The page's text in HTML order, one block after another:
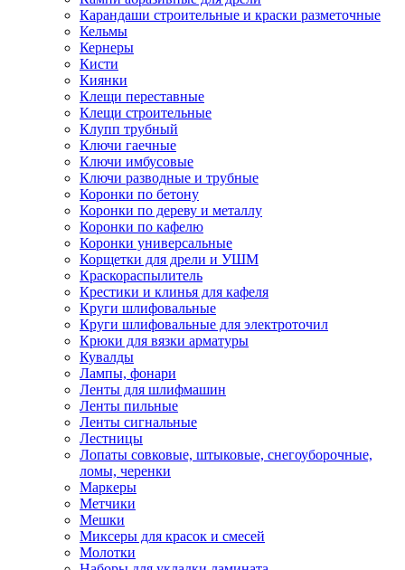
Карандаши строительные и краски разметочные
Кельмы
Кернеры
Кисти
Киянки
Клещи переставные
Клещи строительные
Клупп трубный
Ключи гаечные
Ключи имбусовые
Ключи разводные и трубные
Коронки по бетону
Коронки по дереву и металлу
Коронки по кафелю
Коронки универсальные
Корщетки для дрели и УШМ
Краскораспылитель
Крестики и клинья для кафеля
Круги шлифовальные
Круги шлифовальные для электроточил
Крюки для вязки арматуры
Кувалды
Лампы, фонари
Ленты для шлифмашин
Ленты пильные
Ленты сигнальные
Лестницы
Лопаты совковые, штыковые, снегоуборочные,
ломы, черенки
Маркеры
Метчики
Мешки
Миксеры для красок и смесей
Молотки